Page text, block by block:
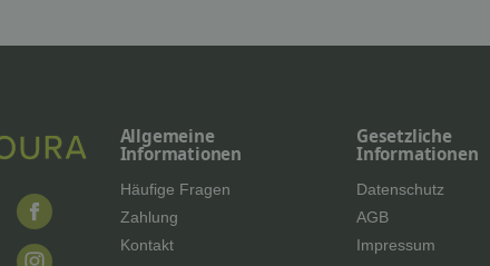
Allgemeine
Informationen
Häufige Fragen
Zahlung
Kontakt
Gesetzliche
Informationen
Datenschutz
AGB
Impressum